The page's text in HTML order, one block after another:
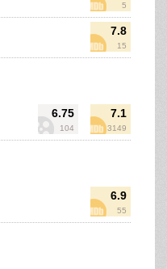
5
7.8
15
6.75
104
7.1
3149
6.9
55